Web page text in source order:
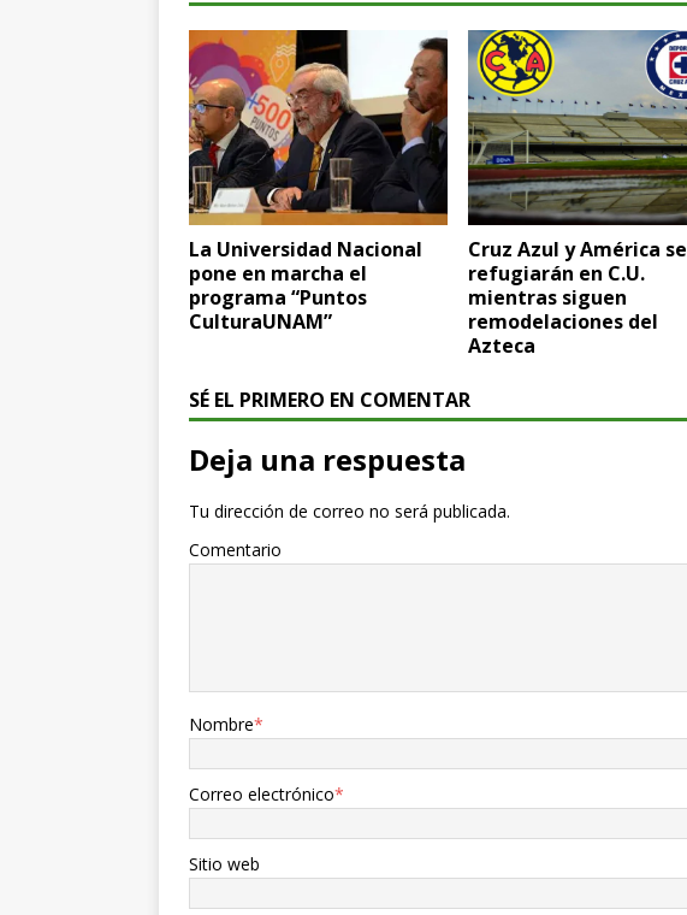
La Universidad Nacional
pone en marcha el
programa “Puntos
CulturaUNAM”
Cruz Azul y América se
refugiarán en C.U.
mientras siguen
remodelaciones del
Azteca
SÉ EL PRIMERO EN COMENTAR
Deja una respuesta
Tu dirección de correo no será publicada.
Comentario
Nombre*
Correo electrónico*
Sitio web